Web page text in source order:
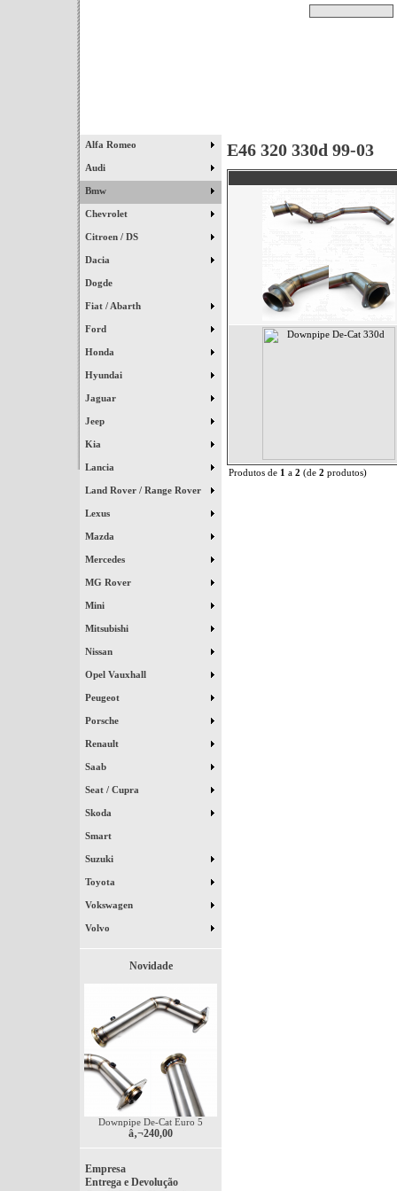
Alfa Romeo
Audi
Bmw
Chevrolet
Citroen / DS
Dacia
Dogde
Fiat / Abarth
Ford
Honda
Hyundai
Jaguar
Jeep
Kia
Lancia
Land Rover / Range Rover
Lexus
Mazda
Mercedes
MG Rover
Mini
Mitsubishi
Nissan
Opel Vauxhall
Peugeot
Porsche
Renault
Saab
Seat / Cupra
Skoda
Smart
Suzuki
Toyota
Vokswagen
Volvo
Novidade
Downpipe De-Cat Euro 5
â‚¬240,00
Empresa
Entrega e Devolução
E46 320 330d 99-03
Produtos de 1 a 2 (de 2 produtos)